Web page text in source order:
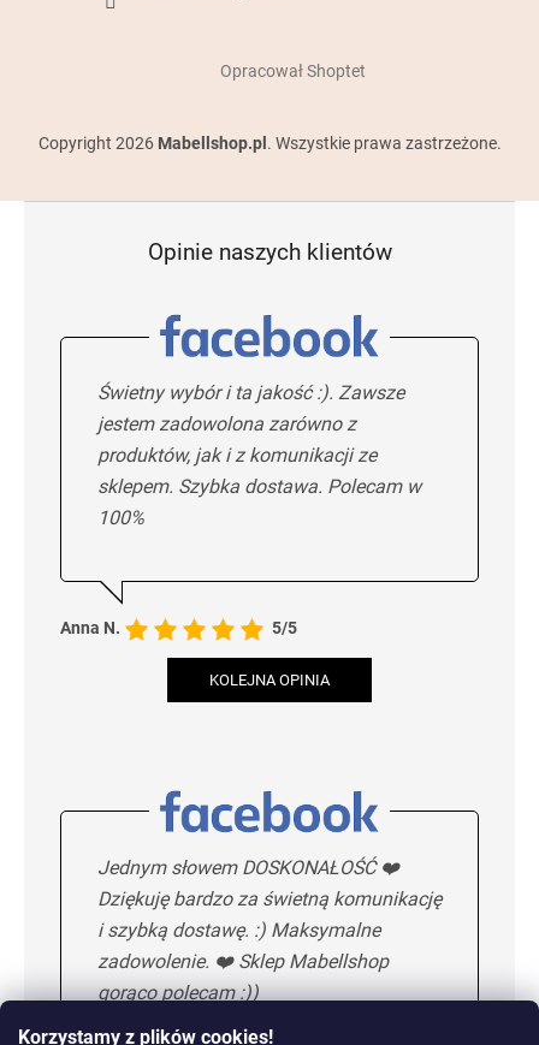
Korzystamy z plików cookies!
Opracował Shoptet
Copyright 2026 Mabellshop.pl . Wszystkie prawa zastrzeżone.
Opinie naszych klientów
Świetny wybór i ta jakość :). Zawsze
jestem zadowolona zarówno z
produktów, jak i z komunikacji ze
sklepem. Szybka dostawa. Polecam w
100%
Anna N. 5/5
KOLEJNA OPINIA
Jednym słowem DOSKONAŁOŚĆ ❤️
Dziękuję bardzo za świetną komunikację
i szybką dostawę. :) Maksymalne
zadowolenie. ❤️ Sklep Mabellshop
gorąco polecam :))